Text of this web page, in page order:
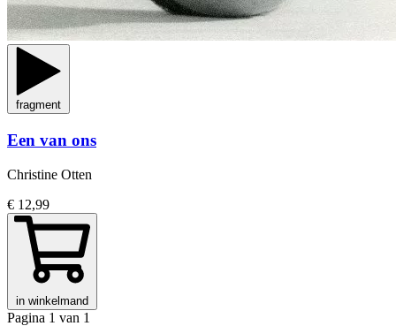
fragment
Een van ons
Christine Otten
€ 12,99
in winkelmand
Pagina 1 van 1